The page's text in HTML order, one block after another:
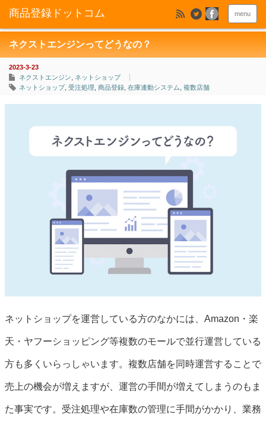
menu
ネクストエンジンってどうなの？
2023-3-23
ネクストエンジン
ネットショップ
ネットショップ, 受注処理 商品登録 在庫連動システム 複数店舗
ネットショップを運営している方のなかには、Amazon・楽
天・ヤフーショッピング等複数のモールで並行運営している
方も多くいらっしゃいます。複数店舗を同時運営することで
売上の機会が増えますが、運営の手間が増えてしまうのもま
た事実です。受注処理や在庫数の管理に手間がかかり、業務